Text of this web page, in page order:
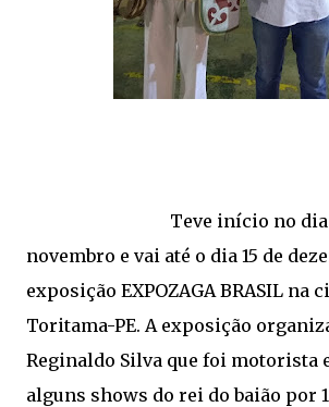
Teve início no dia
novembro e vai até o dia 15 de
exposição EXPOZAGA BRASIL na
Toritama-PE. A exposição
Reginaldo Silva que foi motorista
alguns shows do rei do baião por